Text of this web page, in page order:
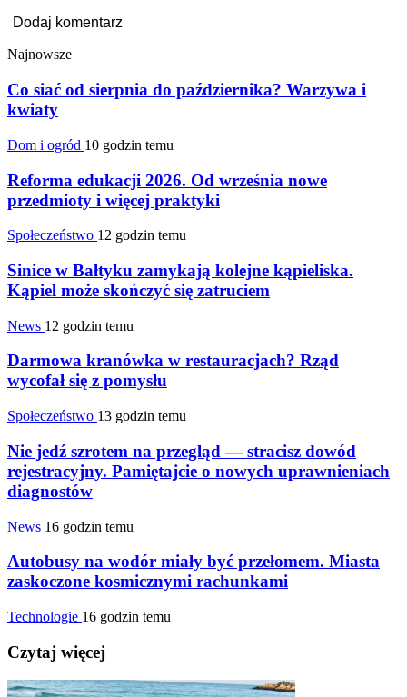
Najnowsze
Co siać od sierpnia do października? Warzywa i
kwiaty
Dom i ogród 10 godzin temu
Reforma edukacji 2026. Od września nowe
przedmioty i więcej praktyki
Społeczeństwo 12 godzin temu
Sinice w Bałtyku zamykają kolejne kąpieliska.
Kąpiel może skończyć się zatruciem
News 12 godzin temu
Darmowa kranówka w restauracjach? Rząd
wycofał się z pomysłu
Społeczeństwo 13 godzin temu
Nie jedź szrotem na przegląd — stracisz dowód
rejestracyjny. Pamiętajcie o nowych uprawnieniach
diagnostów
News 16 godzin temu
Autobusy na wodór miały być przełomem. Miasta
zaskoczone kosmicznymi rachunkami
Technologie 16 godzin temu
Czytaj więcej